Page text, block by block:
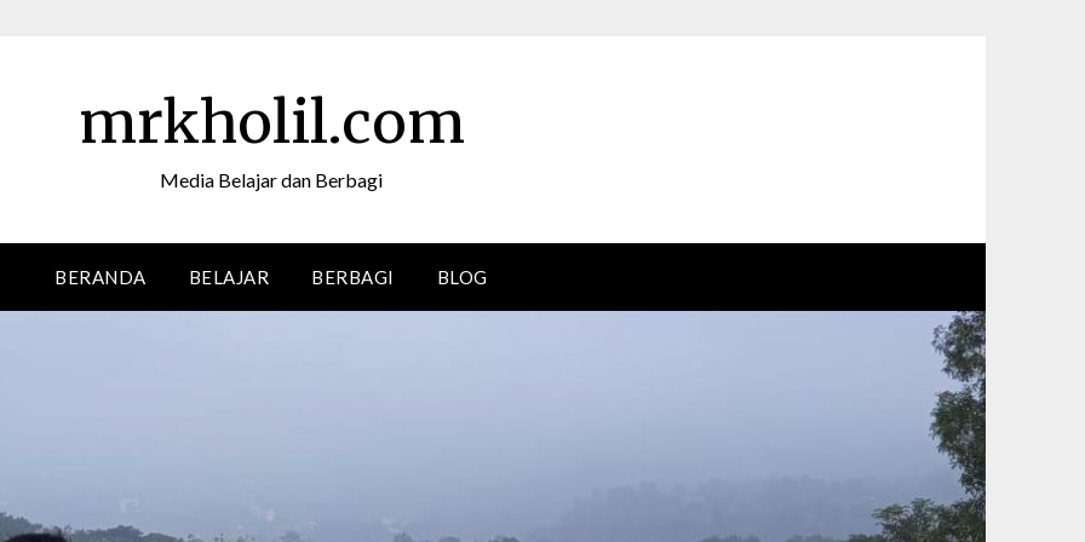
mrkholil.com
Media Belajar dan Berbagi
BERANDA BELAJAR BERBAGI BLOG